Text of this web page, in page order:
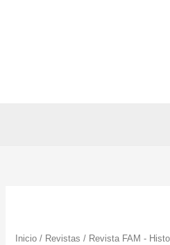
Inicio / Revistas / Revista FAM -